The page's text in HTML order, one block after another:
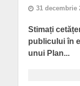
31 decembrie
Stimați
publicului în
unui Plan...